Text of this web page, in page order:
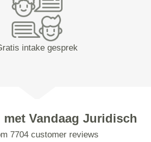
intake gesprek
met Vandaag Juridisch
7704 customer reviews